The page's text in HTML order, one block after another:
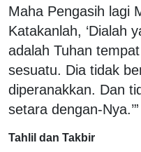
Maha Pengasih lagi
Katakanlah, ‘Dialah
adalah Tuhan
sesuatu. Dia tidak
diperanakkan. Dan
setara dengan-
Tahlil dan Takbir